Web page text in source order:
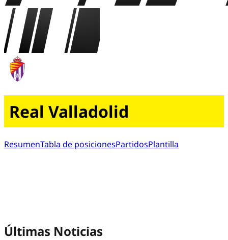
Real Valladolid
ResumenTabla de posicionesPartidosPlantilla
Últimas Noticias